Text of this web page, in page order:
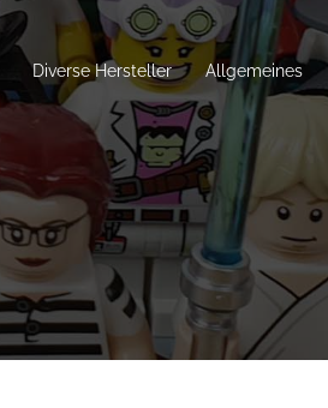
Diverse Hersteller Allgemeines